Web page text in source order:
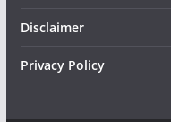
Disclaimer
Privacy Policy